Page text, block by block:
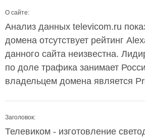
О сайте:
Анализ данных televicom.ru
домена отсутствует рейтинг
данного сайта неизвестна.
по доле трафика занимает
владельцем домена является
Заголовок:
Телевиком - изготовление